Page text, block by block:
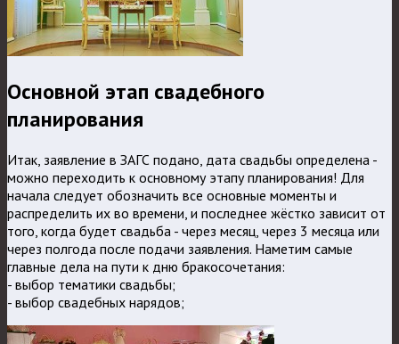
Основной этап свадебного
планирования
Итак, заявление в ЗАГС подано, дата свадьбы определена -
можно переходить к основному этапу планирования! Для
начала следует обозначить все основные моменты и
распределить их во времени, и последнее жёстко зависит от
того, когда будет свадьба - через месяц, через 3 месяца или
через полгода после подачи заявления. Наметим самые
главные дела на пути к дню бракосочетания:
- выбор тематики свадьбы;
- выбор свадебных нарядов;